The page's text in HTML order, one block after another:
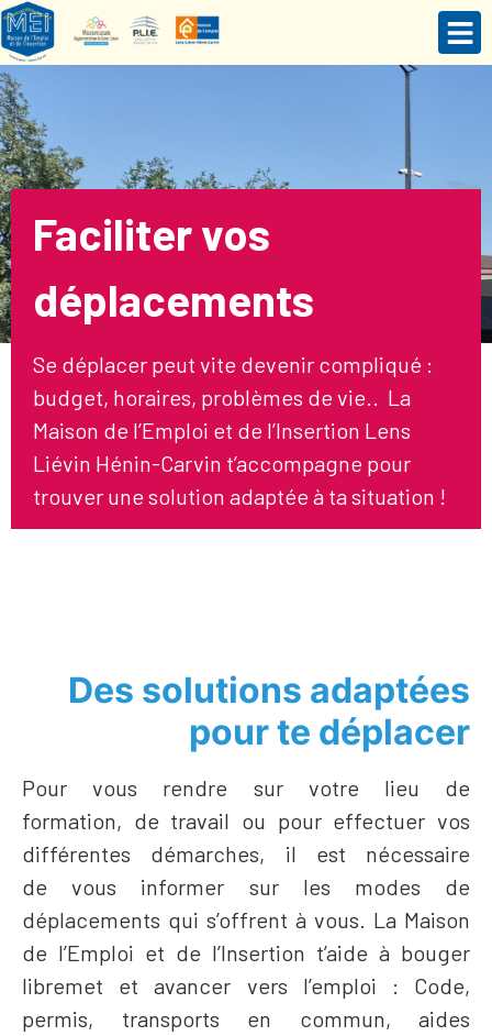
Faciliter vos
déplacements
Se déplacer peut vite devenir compliqué :
budget, horaires, problèmes de vie.. La
Maison de l’Emploi et de l’Insertion Lens
Liévin Hénin-Carvin t’accompagne pour
trouver une solution adaptée à ta situation !
Des solutions adaptées
pour te déplacer
Pour vous rendre sur votre lieu de
formation, de travail ou pour effectuer vos
différentes démarches, il est nécessaire
de vous informer sur les modes de
déplacements qui s’offrent à vous. La Maison
de l’Emploi et de l’Insertion t’aide à bouger
libremet et avancer vers l’emploi : Code,
permis, transports en commun, aides